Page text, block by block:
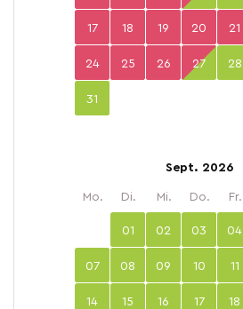
17 18 19 20 21
24 25 26 27 28
31
Sept. 2026
Mo. Di. Mi. Do. Fr.
01 02 03 04
07 08 09 10 11
14 15 16 17 18